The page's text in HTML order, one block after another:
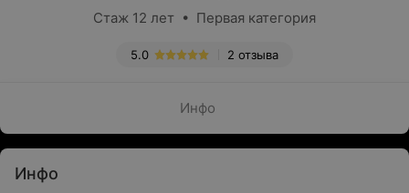
Стаж 12 лет • Первая категория
2 отзыва
5.0
Инфо
Инфо